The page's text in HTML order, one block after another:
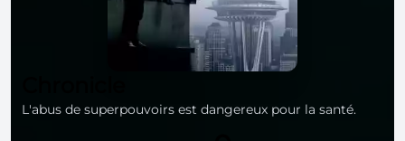
L'abus de superpouvoirs est dangereux pour la santé.